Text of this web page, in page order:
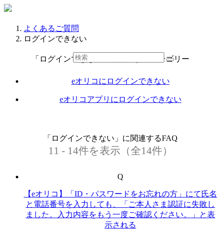
よくあるご質問
ログインできない
「ログインできない」に関連するカテゴリー
eオリコにログインできない
eオリコアプリにログインできない
「ログインできない」に関連するFAQ
11 - 14件を表示（全14件）
Q
【eオリコ】「ID・パスワードをお忘れの方」にて氏名
と電話番号を入力しても、「ご本人さま認証に失敗し
ました。入力内容をもう一度ご確認ください。」と表
示される